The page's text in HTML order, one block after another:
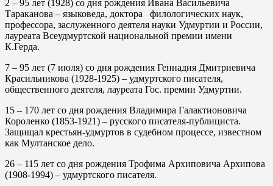
2 – 95 лет (1928) со дня рождения Ивана Васильевича
Тараканова – языковеда, доктора филологических наук,
профессора, заслуженного деятеля науки Удмуртии и России,
лауреата Всеудмуртской национальной премии имени
К.Герда.
7 – 95 лет (7 июля) со дня рождения Геннадия Дмитриевича
Красильникова (1928-1925) – удмуртского писателя,
общественного деятеля, лауреата Гос. премии Удмуртии.
15 – 170 лет со дня рождения Владимира Галактионовича
Короленко (1853-1921) – русского писателя-публициста.
Защищал крестьян-удмуртов в судебном процессе, известном
как Мултанское дело.
26 – 115 лет со дня рождения Трофима Архиповича Архипова
(1908-1994) – удмуртского писателя.